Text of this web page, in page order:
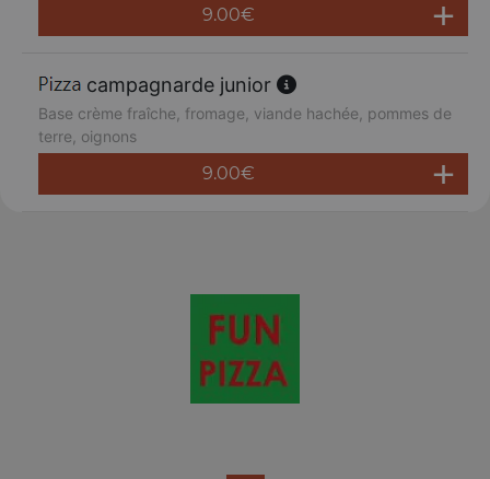
9.00€
campagnarde junior
Base crème fraîche, fromage, viande hachée, pommes de
terre, oignons
9.00€